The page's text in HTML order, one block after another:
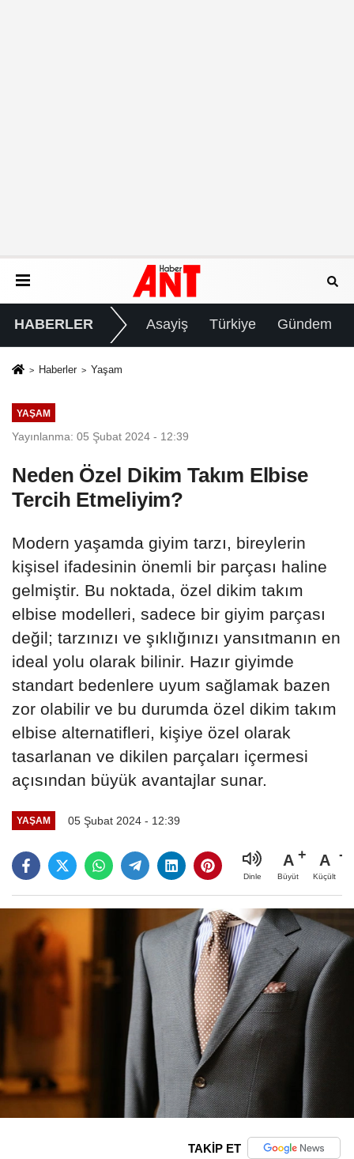
HABERLER Asayiş Türkiye Gündem
Haberler Yaşam
YAŞAM
Yayınlanma: 05 Şubat 2024 - 12:39
Neden Özel Dikim Takım Elbise
Tercih Etmeliyim?
Modern yaşamda giyim tarzı, bireylerin
kişisel ifadesinin önemli bir parçası haline
gelmiştir. Bu noktada, özel dikim takım
elbise modelleri, sadece bir giyim parçası
değil; tarzınızı ve şıklığınızı yansıtmanın en
ideal yolu olarak bilinir. Hazır giyimde
standart bedenlere uyum sağlamak bazen
zor olabilir ve bu durumda özel dikim takım
elbise alternatifleri, kişiye özel olarak
tasarlanan ve dikilen parçaları içermesi
açısından büyük avantajlar sunar.
YAŞAM 05 Şubat 2024 - 12:39
Dinle
A
Büyüt
A
Küçült
TAKİP ET